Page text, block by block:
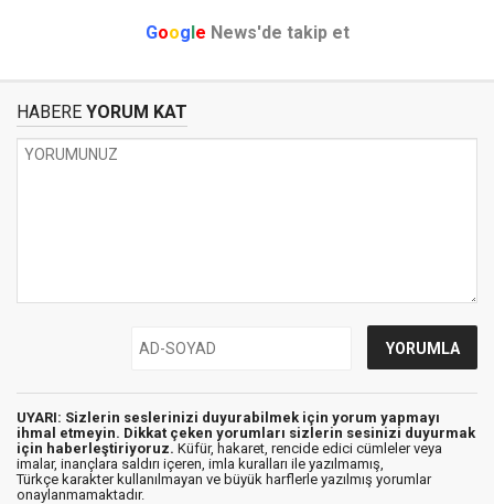
Google News'de takip et
HABERE YORUM KAT
UYARI: Sizlerin seslerinizi duyurabilmek için yorum yapmayı
ihmal etmeyin. Dikkat çeken yorumları sizlerin sesinizi duyurmak
için haberleştiriyoruz. Küfür, hakaret, rencide edici cümleler veya
imalar, inançlara saldırı içeren, imla kuralları ile yazılmamış,
Türkçe karakter kullanılmayan ve büyük harflerle yazılmış yorumlar
onaylanmamaktadır.